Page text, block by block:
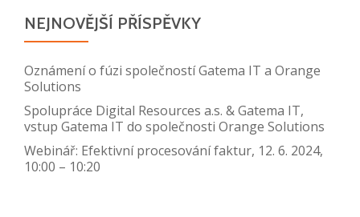
NEJNOVĚJŠÍ PŘÍSPĚVKY
Oznámení o fúzi společností Gatema IT a Orange
Solutions
Spolupráce Digital Resources a.s. & Gatema IT,
vstup Gatema IT do společnosti Orange Solutions
Webinář: Efektivní procesování faktur, 12. 6. 2024,
10:00 – 10:20